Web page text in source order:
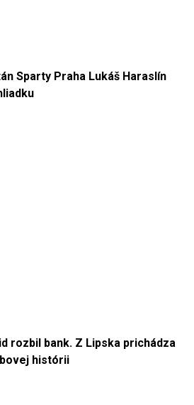
Sparty Praha Lukáš Haraslín
rozbil bank. Z Lipska prichádza
histórii